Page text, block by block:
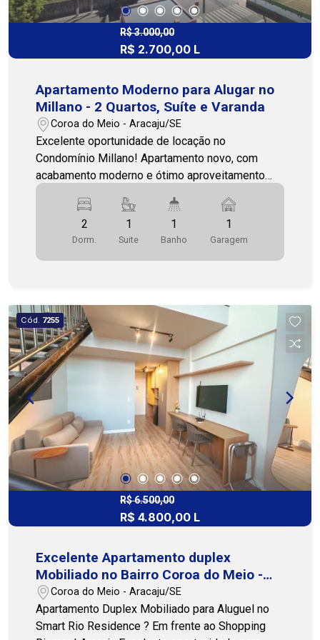
R$ 3.000,00
R$ 2.700,00 L
Apartamento Moderno para Alugar no
Millano - 2 Quartos, Suíte e Varanda
Coroa do Meio - Aracaju/SE
Excelente oportunidade de locação no
Condomínio Millano! Apartamento novo, com
acabamento moderno e ótimo aproveitamento
dos espaços, ideal para quem busca conforto,
praticidade e qualidade de vida. O imóvel conta
com 2 quartos, sendo 1 suíte, além de banheiro
social, sala ampla para dois ambientes (estar e
jantar),varanda espaçosa, ideal para montar um
infraestrutura completa de lazer e convivência,
com espaço gourmet, piscinas adulto e infantil,
playground, salão de festas, salão de jogos e
churrasqueira - perfeito para momentos de
descanso e lazer com família e amigos. Viva com
mais conforto, segurança e comodidade em um
ambiente pensado para o seu bem-estar. Agende
sua visita e venha conhecer! Alugue agora
mesmo. COHAB Premium Imobiliária - PJ 208
(79) 3231.1010 WhatsApp 24h: (79) 99809-2358
2
Dorm.
1
Suite
1
Banho
1
Garagem
Cód. 7255
R$ 6.500,00
R$ 4.800,00 L
Excelente Apartamento duplex
Mobiliado no Bairro Coroa do Meio -
Aracaju
Coroa do Meio - Aracaju/SE
Apartamento Duplex Mobiliado para Aluguel no
Smart Rio Residence ? Em frente ao Shopping